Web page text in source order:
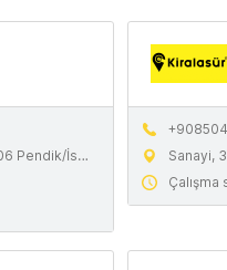
Budget
Sanayi,
Çalışma